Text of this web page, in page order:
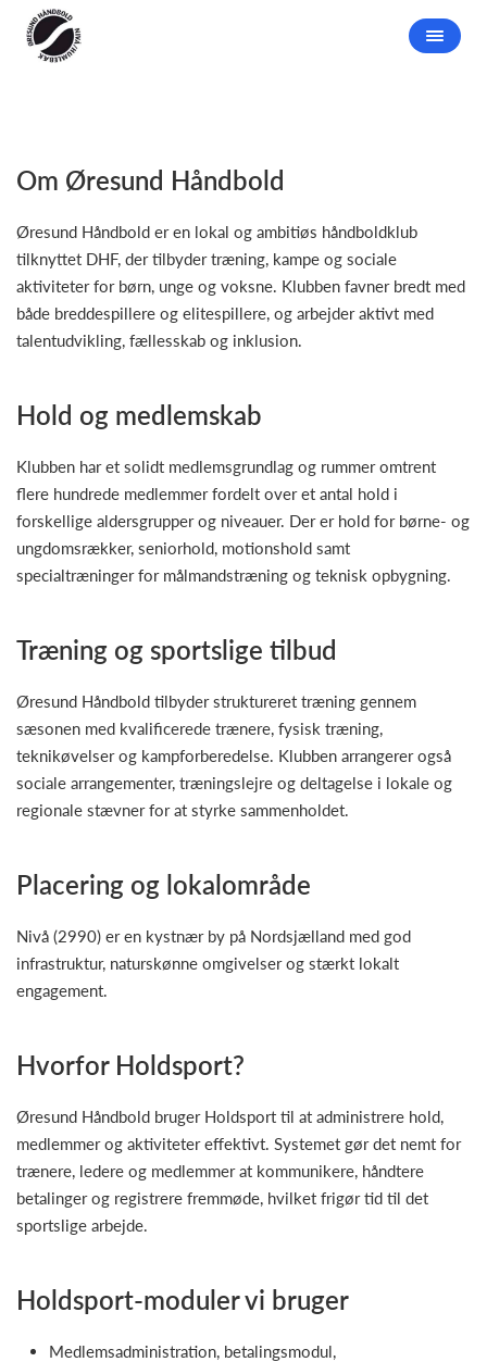
Om Øresund Håndbold
Øresund Håndbold er en lokal og ambitiøs håndboldklub
tilknyttet DHF, der tilbyder træning, kampe og sociale
aktiviteter for børn, unge og voksne. Klubben favner bredt med
både breddespillere og elitespillere, og arbejder aktivt med
talentudvikling, fællesskab og inklusion.
Hold og medlemskab
Klubben har et solidt medlemsgrundlag og rummer omtrent
flere hundrede medlemmer fordelt over et antal hold i
forskellige aldersgrupper og niveauer. Der er hold for børne- og
ungdomsrækker, seniorhold, motionshold samt
specialtræninger for målmandstræning og teknisk opbygning.
Træning og sportslige tilbud
Øresund Håndbold tilbyder struktureret træning gennem
sæsonen med kvalificerede trænere, fysisk træning,
teknikøvelser og kampforberedelse. Klubben arrangerer også
sociale arrangementer, træningslejre og deltagelse i lokale og
regionale stævner for at styrke sammenholdet.
Placering og lokalområde
Nivå (2990) er en kystnær by på Nordsjælland med god
infrastruktur, naturskønne omgivelser og stærkt lokalt
engagement.
Hvorfor Holdsport?
Øresund Håndbold bruger Holdsport til at administrere hold,
medlemmer og aktiviteter effektivt. Systemet gør det nemt for
trænere, ledere og medlemmer at kommunikere, håndtere
betalinger og registrere fremmøde, hvilket frigør tid til det
sportslige arbejde.
Holdsport-moduler vi bruger
Medlemsadministration, betalingsmodul,